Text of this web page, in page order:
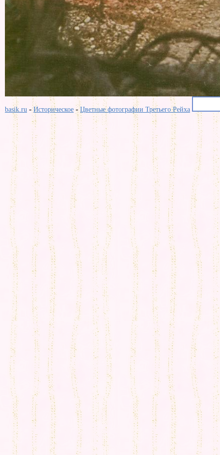
basik.ru -Историческое -Цветные фотографии Третьего Рейха